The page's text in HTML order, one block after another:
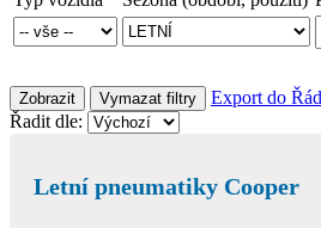
Zobrazit Vymazat filtry Export do
Řadit dle:
Letní pneumatiky Cooper